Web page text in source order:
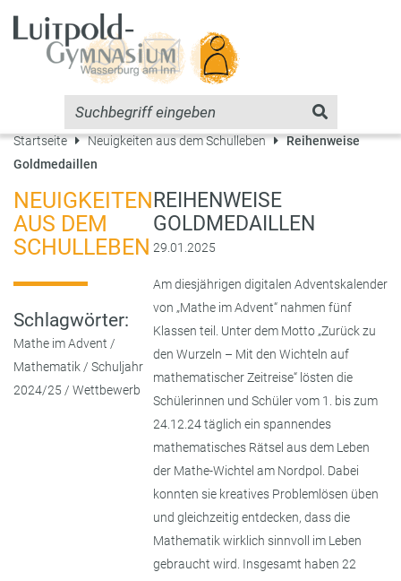
Startseite Neuigkeiten aus dem Schulleben
Reihenweise
Goldmedaillen
NEUIGKEITEN
AUS DEM
SCHULLEBEN
Schlagwörter:
Mathe im Advent /
Mathematik/ Schuljahr
2024/25 / Wettbewerb
REIHENWEISE
GOLDMEDAILLEN
29.01.2025
Am diesjährigen digitalen Adventskalender
von „Mathe im Advent“ nahmen fünf
Klassen teil. Unter dem Motto „Zurück zu
den Wurzeln – Mit den Wichteln auf
mathematischer Zeitreise“ lösten die
Schülerinnen und Schüler vom 1. bis zum
24.12.24 täglich ein spannendes
mathematisches Rätsel aus dem Leben
der Mathe-Wichtel am Nordpol. Dabei
konnten sie kreatives Problemlösen üben
und gleichzeitig entdecken, dass die
Mathematik wirklich sinnvoll im Leben
gebraucht wird. Insgesamt haben 22